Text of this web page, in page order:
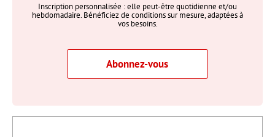
Inscription personnalisée : elle peut-être quotidienne et/ou
hebdomadaire. Bénéficiez de conditions sur mesure, adaptées à
vos besoins.
Abonnez-vous